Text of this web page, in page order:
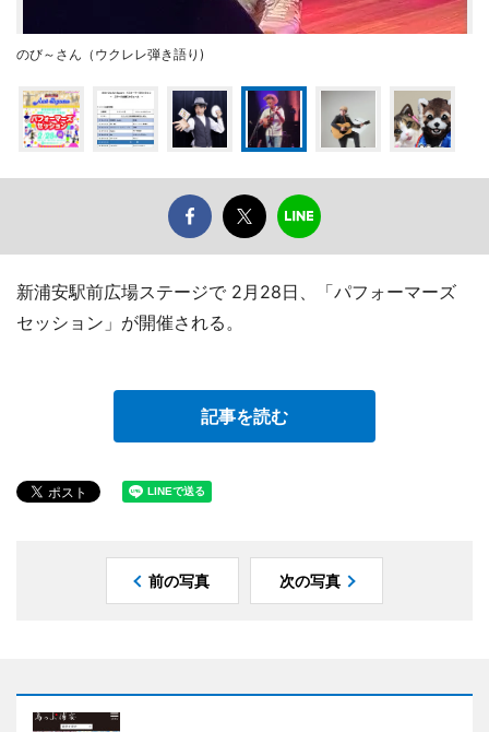
のび～さん（ウクレレ弾き語り)
新浦安駅前広場ステージで 2月28日、「パフォーマーズ
セッション」が開催される。
記事を読む
前の写真 次の写真